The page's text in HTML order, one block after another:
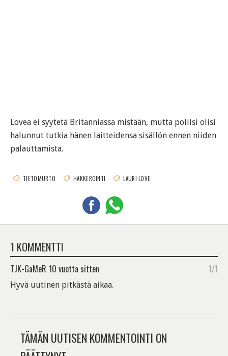
Lovea ei syytetä Britanniassa mistään, mutta poliisi olisi
halunnut tutkia hänen laitteidensa sisällön ennen niiden
palauttamista.
TIETOMURTO HAKKEROINTI LAURI LOVE
1 KOMMENTTI
TJK-GaMeR 10 vuotta sitten 1/1
Hyvä uutinen pitkästä aikaa.
TÄMÄN UUTISEN KOMMENTOINTI ON